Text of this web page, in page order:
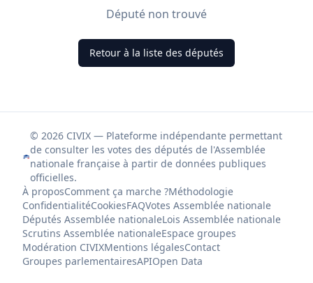
Député non trouvé
Retour à la liste des députés
© 2026 CIVIX — Plateforme indépendante permettant
de consulter les votes des députés de l'Assemblée
nationale française à partir de données publiques
officielles.
À proposComment ça marche ?Méthodologie
ConfidentialitéCookiesFAQVotes Assemblée nationale
Députés Assemblée nationaleLois Assemblée nationale
Scrutins Assemblée nationaleEspace groupes
Modération CIVIXMentions légalesContact
Groupes parlementairesAPIOpen Data